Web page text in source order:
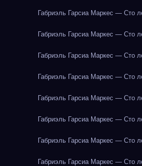
Габриэль Гарсиа Маркес — Сто
Габриэль Гарсиа Маркес — Сто
Габриэль Гарсиа Маркес — Сто
Габриэль Гарсиа Маркес — Сто
Габриэль Гарсиа Маркес — Сто
Габриэль Гарсиа Маркес — Сто
Габриэль Гарсиа Маркес — Сто
Габриэль Гарсиа Маркес — Сто